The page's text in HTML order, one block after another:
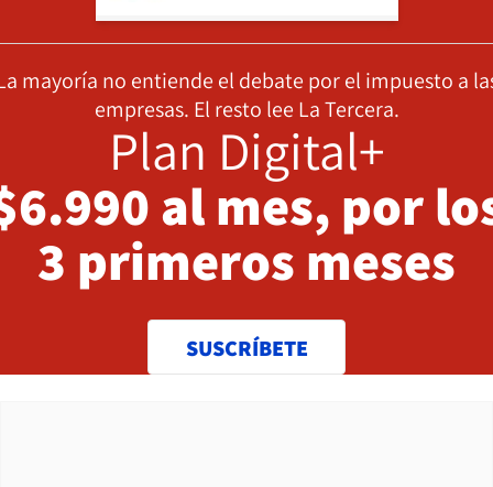
mayoría no entiende el debate por el impuesto a
empresas. El resto lee La Tercera.
Plan Digital+
al mes, por
3 primeros meses
SUSCRÍBETE